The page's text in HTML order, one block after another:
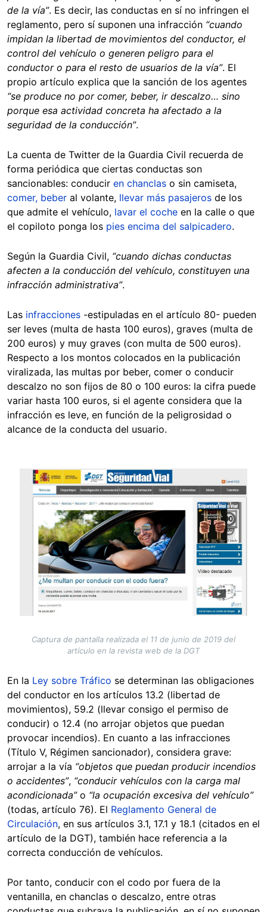
de la vía”. Es decir, las conductas en sí no infringen el
reglamento, pero sí suponen una infracción “cuando
impidan la libertad de movimientos del conductor, el
control del vehículo o generen peligro para el
conductor o para el resto de usuarios de la vía”. El
propio artículo explica que la sanción de los agentes
“se produce no por comer, beber, ir descalzo… sino
porque esa actividad concreta ha afectado a la
seguridad de la conducción”.
La cuenta de Twitter de la Guardia Civil recuerda de
forma periódica que ciertas conductas son
sancionables: conducir en chanclas o sin camiseta,
comer, beber al volante, llevar más pasajeros de los
que admite el vehículo, lavar el coche en la calle o que
el copiloto ponga los pies encima del salpicadero.
Según la Guardia Civil, “cuando dichas conductas
afecten a la conducción del vehículo, constituyen una
infracción administrativa”.
Las infracciones -estipuladas en el artículo 80- pueden
ser leves (multa de hasta 100 euros), graves (multa de
200 euros) y muy graves (con multa de 500 euros).
Respecto a los montos colocados en la publicación
viralizada, las multas por beber, comer o conducir
descalzo no son fijos de 80 o 100 euros: la cifra puede
variar hasta 100 euros, si el agente considera que la
infracción es leve, en función de la peligrosidad o
alcance de la conducta del usuario.
Image
Captura de pantalla realizada el 11 de junio de 2019 del
artículo en la revista web de la DGT
En la Ley sobre Tráfico se determinan las obligaciones
del conductor en los artículos 13.2 (libertad de
movimientos), 59.2 (llevar consigo el permiso de
conducir) o 12.4 (no arrojar objetos que puedan
provocar incendios). En cuanto a las infracciones
(Título V, Régimen sancionador), considera grave:
arrojar a la vía “objetos que puedan producir incendios
o accidentes”, “conducir vehículos con la carga mal
acondicionada”o “la ocupación excesiva del vehículo”
(todas, artículo 76). El Reglamento General de
Circulación, en sus artículos 3.1, 17.1 y 18.1 (citados en el
artículo de la DGT), también hace referencia a la
correcta conducción de vehículos.
Por tanto, conducir con el codo por fuera de la
ventanilla, en chanclas o descalzo, entre otras